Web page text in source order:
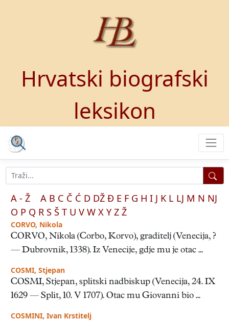
Hrvatski biografski
leksikon
A - Ž A B C Č Ć D DŽ Đ E F G H I J K L LJ M N NJ
O P Q R S Š T U V W X Y Z Ž
CORVO, Nikola
CORVO, Nikola (Corbo, Korvo), graditelj (Venecija, ?
— Dubrovnik, 1338). Iz Venecije, gdje mu je otac ...
COSMI, Stjepan
COSMI, Stjepan, splitski nadbiskup (Venecija, 24. IX
1629 — Split, 10. V 1707). Otac mu Giovanni bio ...
COSMINI, Ivan Krstitelj